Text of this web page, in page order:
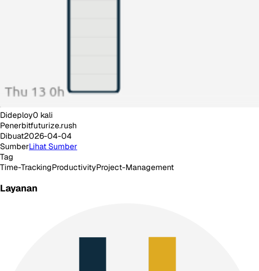
Dideploy0 kali
Penerbitfuturize.rush
Dibuat2026-04-04
SumberLihat Sumber
Tag
Time-TrackingProductivityProject-Management
Layanan